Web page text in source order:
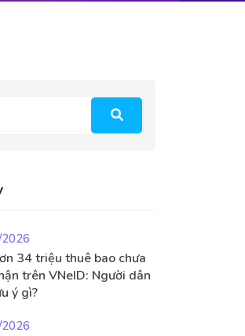
34 triệu thuê bao chưa
trên VNeID: Người dân
ý gì?